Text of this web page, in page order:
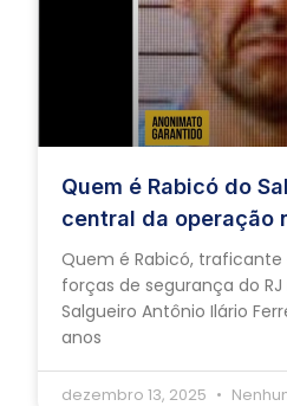
Quem é Rabicó do
central da operação
Quem é Rabicó,
forças de segurança do
Salgueiro Antônio Ilário
anos
dezembro 13, 2025